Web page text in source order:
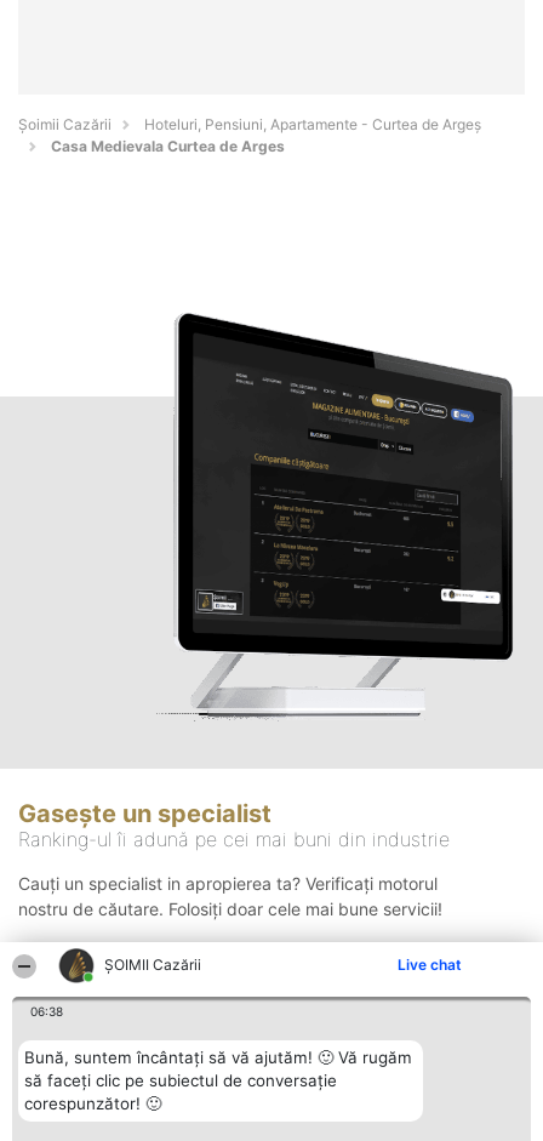
ȘOIMII Cazării Live chat
06:38
Bună, suntem încântați să vă ajutăm! 🙂 Vă rugăm
să faceți clic pe subiectul de conversație
corespunzător! 🙂
Șoimii Cazării
Hoteluri, Pensiuni, Apartamente - Curtea de Argeş
Casa Medievala Curtea de Arges
Gasește un specialist
Ranking-ul îi adună pe cei mai buni din industrie
Cauți un specialist in apropierea ta? Verificați motorul
nostru de căutare. Folosiți doar cele mai bune servicii!